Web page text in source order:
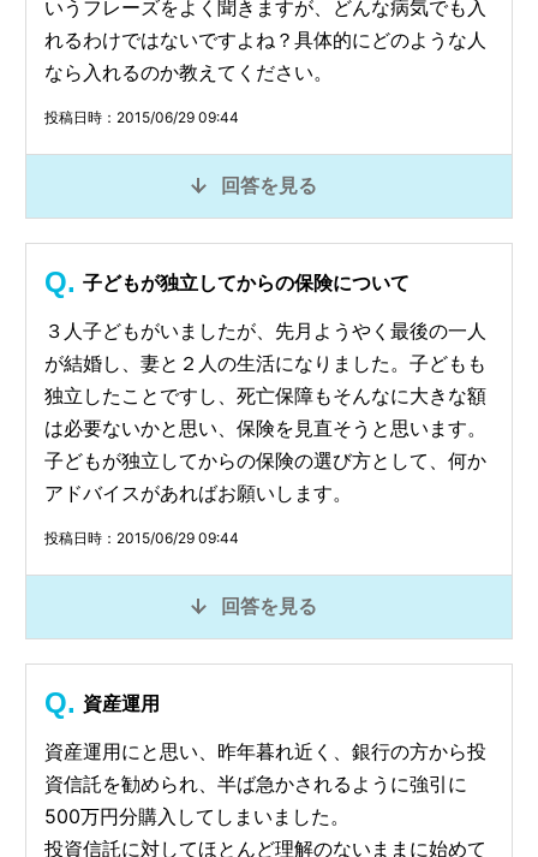
いうフレーズをよく聞きますが、どんな病気でも入
れるわけではないですよね？具体的にどのような人
なら入れるのか教えてください。
投稿日時：2015/06/29 09:44
回答を見る
子どもが独立してからの保険について
３人子どもがいましたが、先月ようやく最後の一人
が結婚し、妻と２人の生活になりました。子どもも
独立したことですし、死亡保障もそんなに大きな額
は必要ないかと思い、保険を見直そうと思います。
子どもが独立してからの保険の選び方として、何か
アドバイスがあればお願いします。
投稿日時：2015/06/29 09:44
回答を見る
資産運用
資産運用にと思い、昨年暮れ近く、銀行の方から投
資信託を勧められ、半ば急かされるように強引に
500万円分購入してしまいました。
投資信託に対してほとんど理解のないままに始めて